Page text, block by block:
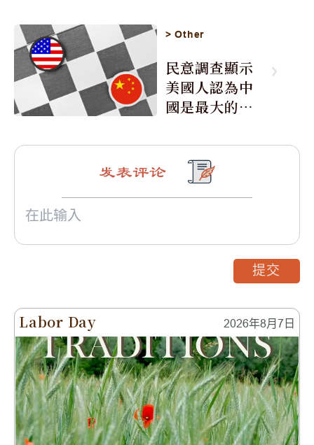
>Other
民意調查顯示
美國人認為中
國是最大的敵
Labor Day 2026年8月7日
发表评论
提交